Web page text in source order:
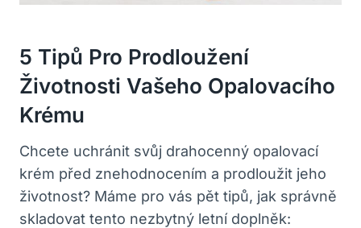
5 Tipů Pro Prodloužení
Životnosti Vašeho Opalovacího
Krému
Chcete uchránit svůj drahocenný opalovací
krém před znehodnocením a prodloužit jeho
životnost? Máme pro vás pět tipů, jak správně
skladovat tento nezbytný letní doplněk: